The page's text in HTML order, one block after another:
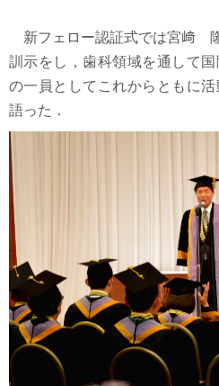
新フェロー認証式では宮﨑
訓示をし，歯科領域を通して
の一員としてこれからともに
語った．
歯科技
歯科衛
歯科医師会・
30
31 1